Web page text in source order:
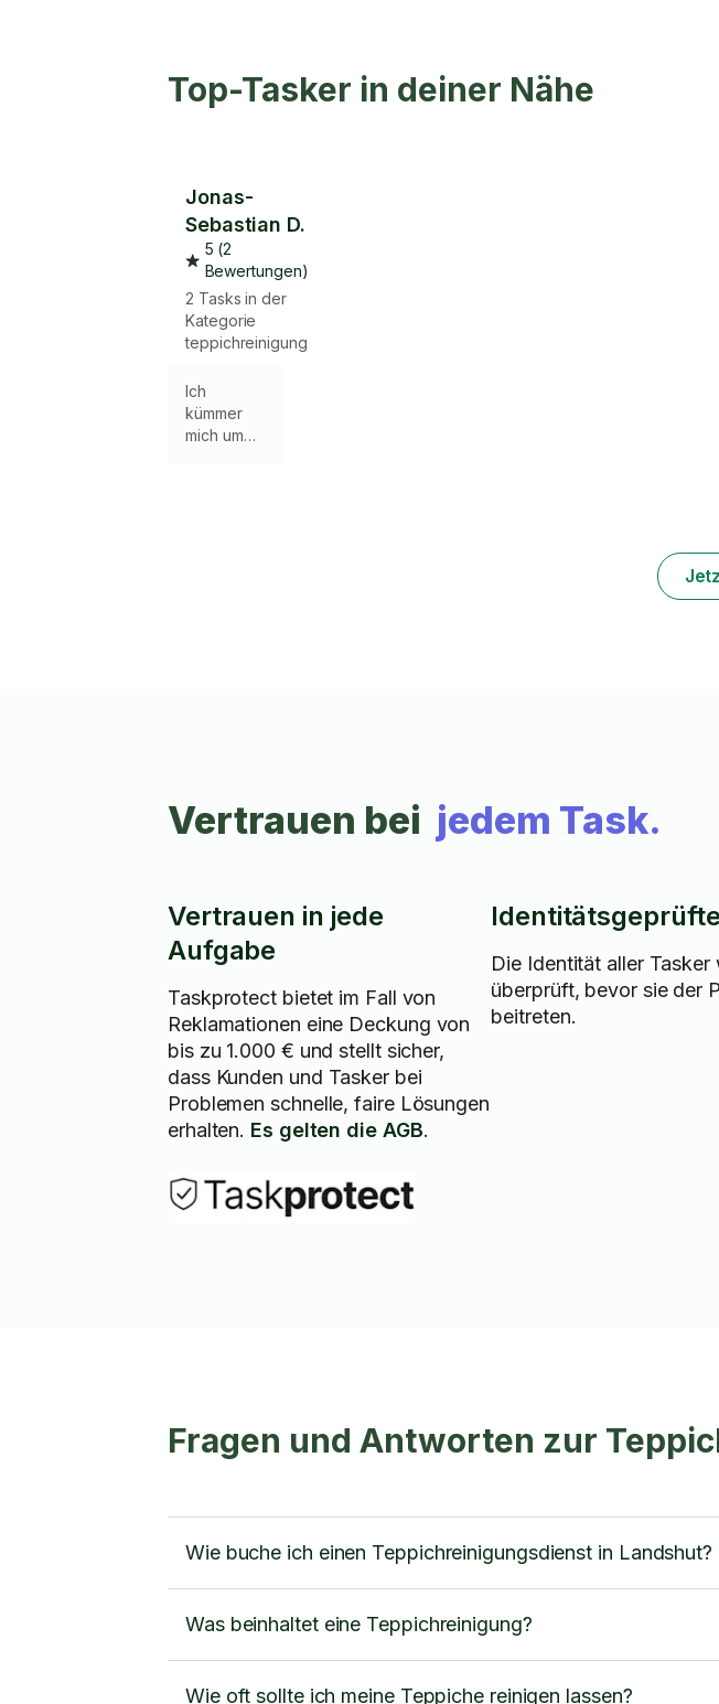
Top-Tasker in deiner Nähe
Jonas-
Sebastian D.
5 (2
Bewertungen)
2 Tasks in der
Kategorie
teppichreinigung
Ich
kümmer
mich um
Vertrauen bei jedem Task.
Vertrauen in jede
Aufgabe
Taskprotect bietet im Fall von
Reklamationen eine Deckung von
bis zu 1.000 € und stellt sicher,
dass Kunden und Tasker bei
Problemen schnelle, faire Lösungen
erhalten. Es gelten die AGB.
Die Identität aller Tasker
überprüft, bevor sie der
beitreten.
Fragen und Antworten zur
Wie buche ich einen Teppichreinigungsdienst in Landshut?
Was beinhaltet eine Teppichreinigung?
Wie oft sollte ich meine Teppiche reinigen lassen?